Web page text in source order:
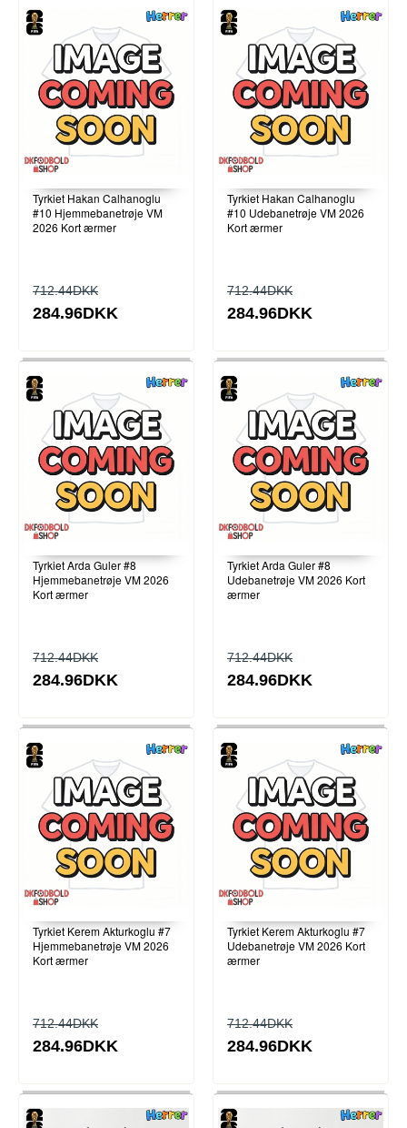
Tyrkiet Hakan Calhanoglu
#10 Hjemmebanetrøje VM
2026 Kort ærmer
712.44DKK
284.96DKK
Tyrkiet Hakan Calhanoglu
#10 Udebanetrøje VM 2026
Kort ærmer
712.44DKK
284.96DKK
Tyrkiet Arda Guler #8
Hjemmebanetrøje VM 2026
Kort ærmer
712.44DKK
284.96DKK
Tyrkiet Arda Guler #8
Udebanetrøje VM 2026 Kort
ærmer
712.44DKK
284.96DKK
Tyrkiet Kerem Akturkoglu #7
Hjemmebanetrøje VM 2026
Kort ærmer
712.44DKK
284.96DKK
Tyrkiet Kerem Akturkoglu #7
Udebanetrøje VM 2026 Kort
ærmer
712.44DKK
284.96DKK